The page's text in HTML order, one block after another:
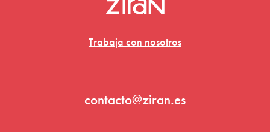
Trabaja con nosotros
contacto@ziran.es